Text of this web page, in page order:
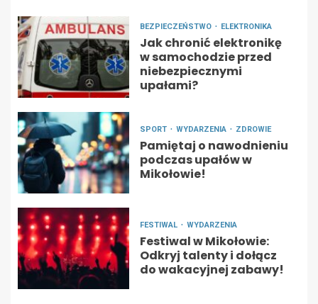
BEZPIECZEŃSTWO ELEKTRONIKA
Jak chronić elektronikę
w samochodzie przed
niebezpiecznymi
upałami?
SPORT WYDARZENIA ZDROWIE
Pamiętaj o nawodnieniu
podczas upałów w
Mikołowie!
FESTIWAL WYDARZENIA
Festiwal w Mikołowie:
Odkryj talenty i dołącz
do wakacyjnej zabawy!